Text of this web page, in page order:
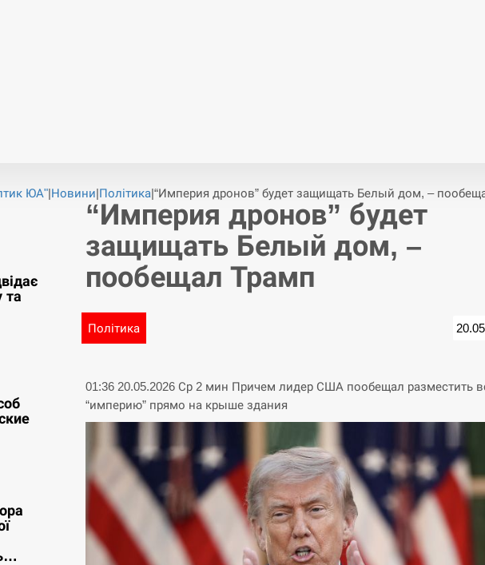
ЮА"|Новини|Політика|“Империя дронов” будет защищать Белый дом, –
та
“Империя дронов” будет
защищать Белый дом, –
пообещал Трамп
Політика
01:36 20.05.2026 Ср 2 мин Причем лидер США пообещал разместить
“империю” прямо на крыше здания